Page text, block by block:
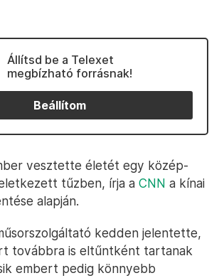
Állítsd be a Telexet
megbízható forrásnak!
Beállítom
vesztette életét egy közép-
tűzben, írja a CNN a kínai
alapján.
kedden jelentette,
továbbra is eltűntként tartanak
embert pedig könnyebb